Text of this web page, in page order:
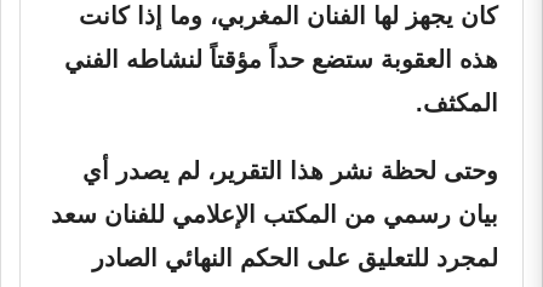
كان يجهز لها الفنان المغربي، وما إذا كانت
هذه العقوبة ستضع حداً مؤقتاً لنشاطه الفني
المكثف.
وحتى لحظة نشر هذا التقرير، لم يصدر أي
بيان رسمي من المكتب الإعلامي للفنان سعد
لمجرد للتعليق على الحكم النهائي الصادر